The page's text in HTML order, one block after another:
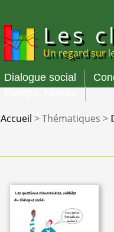
Les
Un regard sur
Menu
Dialogue social
Accueil >Thématiques >